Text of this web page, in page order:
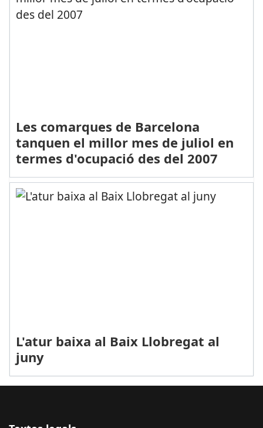
Les comarques de Barcelona
tanquen el millor mes de juliol en
termes d'ocupació des del 2007
L'atur baixa al Baix Llobregat al
juny